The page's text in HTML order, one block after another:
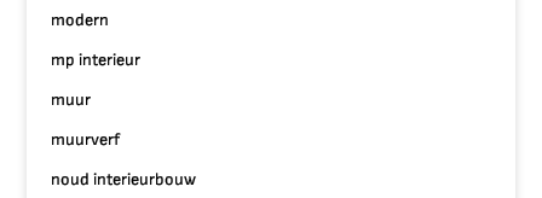
modern
mp interieur
muur
muurverf
noud interieurbouw